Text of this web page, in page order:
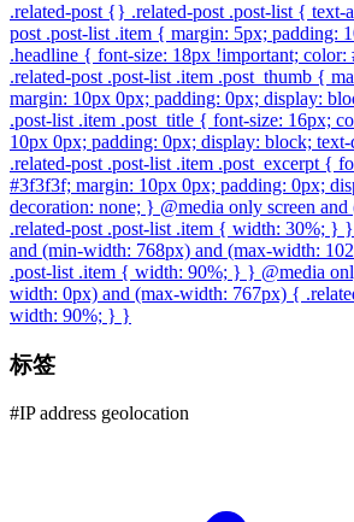
.related-post {} .related-post .post-list { text-
post .post-list .item { margin: 5px; padding:
.headline { font-size: 18px !important;
.related-post .post-list .item .post_thumb {
margin: 10px 0px; padding: 0px; display:
.post-list .item .post_title { font-size: 16px;
10px 0px; padding: 0px; display: block;
.related-post .post-list .item .post_excerpt {
#3f3f3f; margin: 10px 0px; padding: 0px;
decoration: none; } @media only screen
.related-post .post-list .item { width: 30%; }
and (min-width: 768px) and (max-width:
.post-list .item { width: 90%; } } @media
width: 0px) and (max-width: 767px) {
width: 90%; } }
标签
#IP address geolocation